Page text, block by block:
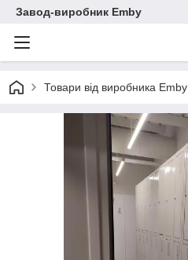
Завод-виробник Emby
Товари від виробника Emby